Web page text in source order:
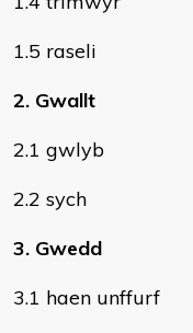
1.5 raseli
2. Gwallt
2.1 gwlyb
2.2 sych
3. Gwedd
3.1 haen unffurf